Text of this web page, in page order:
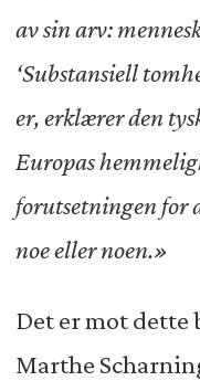
av sin arv:
‘Substansiell
er, erklærer den
Europas
forutsetningen for
noe eller noen.»
Det er mot dette
Marthe